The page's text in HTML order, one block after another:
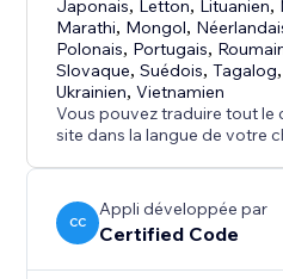
Japonais, Letton, Lituanien,
Marathi, Mongol,
Polonais, Portugais,
Slovaque,Suédois,Tagalog
Ukrainien,Vietnamien
Vous pouvez traduire tout le
site dans la langue de votre
CC
Appli développée par
Certified Code